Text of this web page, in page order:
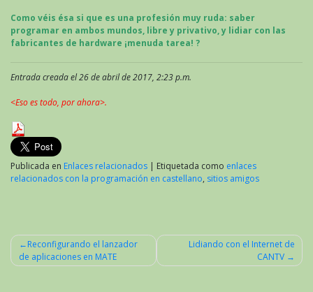
Como véis ésa si que es una profesión muy ruda: saber
programar en ambos mundos, libre y privativo, y lidiar con las
fabricantes de hardware ¡menuda tarea! ?
Entrada creada el 26 de abril de 2017, 2:23 p.m.
<Eso es todo, por ahora>.
Publicada en Enlaces relacionados | Etiquetada como enlaces
relacionados con la programación en castellano, sitios amigos
Navegación
Reconfigurando el lanzador
de aplicaciones en MATE
Lidiando con el Internet de
CANTV